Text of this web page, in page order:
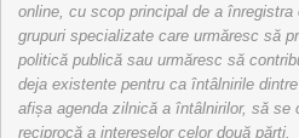
online, cu scop principal de a
grupuri specializate care urmăresc să
politică publică sau urmăresc să
deja existente pentru ca întâlnirile
afișa agenda zilnică a întâlnirilor, să se
reciprocă a intereselor celor două părți.